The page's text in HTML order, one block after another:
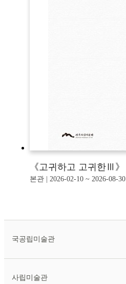
《고귀하고 고귀한Ⅲ》
본관 | 2026-02-10 ~ 2026-08-30
국공립미술관
사립미술관